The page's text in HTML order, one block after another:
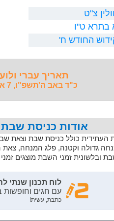
צ"ט
בתרא ט"ו
החודש ח'
תאריך עברי
כ"ד באב ה'תשפ"ו, 7 אוגוסט 2026
אודות כניסת שבת
כולל כניסת שבת וצאת
גדולה וקטנה, פלג המנחה, צאת
ובלשונית זמני השבת מוצגים